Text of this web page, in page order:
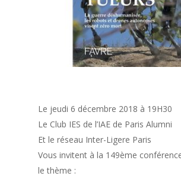
Le jeudi 6 décembre 2018 à 19H30
Le Club IES de l’IAE de Paris Alumni
Et le réseau Inter-Ligere Paris
Vous invitent à la 149ème
le thème :